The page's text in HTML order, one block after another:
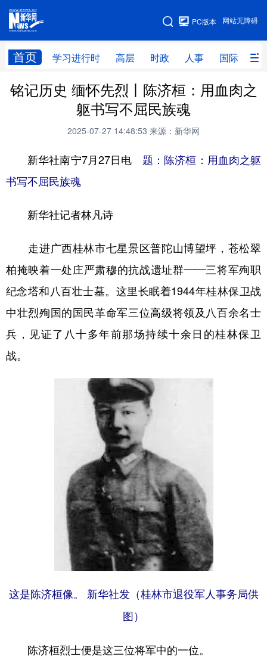
网站无障碍
PC版本
首页 学习进行时 高层 时政 人事 国际 财
网站地图
学习进行时 高层 时政 人事
财经 网评
科技 科创 量子 体育
文化
访谈 视频
食品 人居 信息化 数字经济
学术中国 乡村振兴 银龄 溯源中国
城市 旅游 能源 会展
彩票 娱乐 时尚 悦读
天津 河北
吉林 上海
安徽 福建
河南 湖北
海南
铭记历史 缅怀先烈丨陈济桓：用血肉之
躯书写不屈民族魂
2025-07-27 14:48:53 来源：新华网
新华社南宁7月27日电 题：陈济桓：用血肉之躯
书写不屈民族魂
新华社记者林凡诗
走进广西桂林市七星景区普陀山博望坪，苍松翠
柏掩映着一处庄严肃穆的抗战遗址群——三将军殉职
纪念塔和八百壮士墓。这里长眠着1944年桂林保卫战
中壮烈殉国的国民革命军三位高级将领及八百余名士
兵，见证了八十多年前那场持续十余日的桂林保卫
战。
这是陈济桓像。 新华社发（桂林市退役军人事务局供
图）
陈济桓烈士便是这三位将军中的一位。